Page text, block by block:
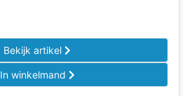
Bekijk artikel
In winkelmand